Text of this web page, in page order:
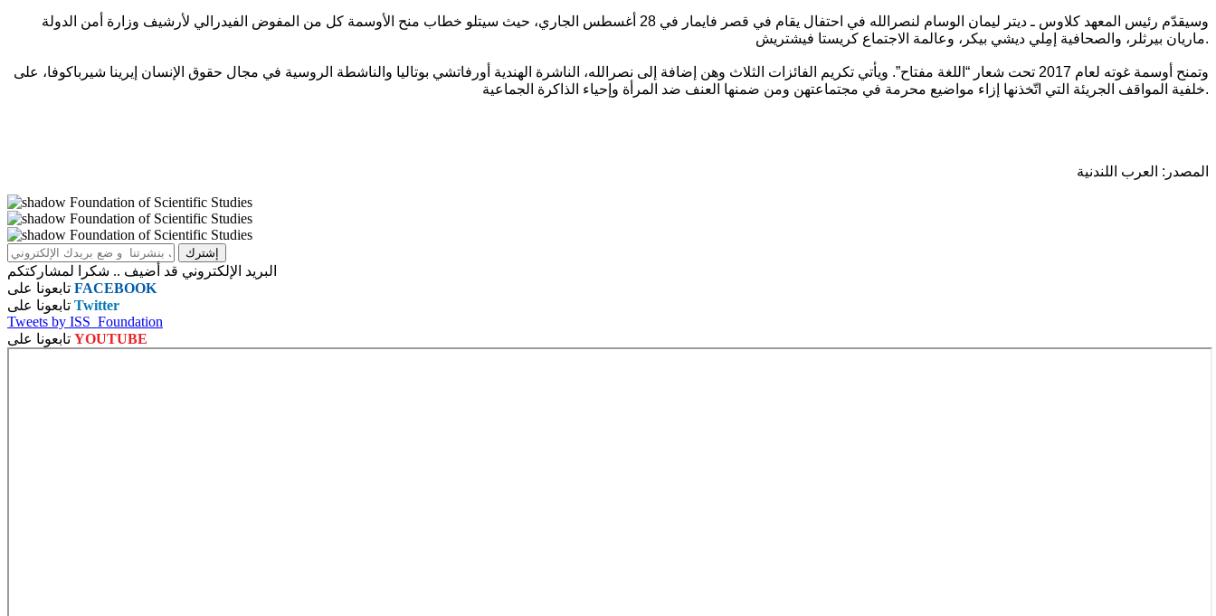
وسيقدّم رئيس المعهد كلاوس ـ ديتر ليمان الوسام لنصرالله في احتفال يقام في قصر فايمار في 28 أغسطس الجاري، حيث سيتلو خطاب منح الأوسمة كل من المفوض الفيدرالي لأرشيف وزارة أمن الدولة
ماريان بيرثلر، والصحافية إمِلي ديشي بيكر، وعالمة الاجتماع كريستا فيشتريش.
وتمنح أوسمة غوته لعام 2017 تحت شعار “اللغة مفتاح”. ويأتي تكريم الفائزات الثلاث وهن إضافة إلى نصرالله، الناشرة الهندية أورفاتشي بوتاليا والناشطة الروسية في مجال حقوق الإنسان إيرينا شيرباكوفا، على
خلفية المواقف الجريئة التي اتّخذنها إزاء مواضيع محرمة في مجتماعتهن ومن ضمنها العنف ضد المرأة وإحياء الذاكرة الجماعية.
المصدر: العرب اللندنية
البريد الإلكتروني قد أضيف .. شكرا لمشاركتكم
FACEBOOK
Twitter
Tweets by ISS_Foundation
YOUTUBE